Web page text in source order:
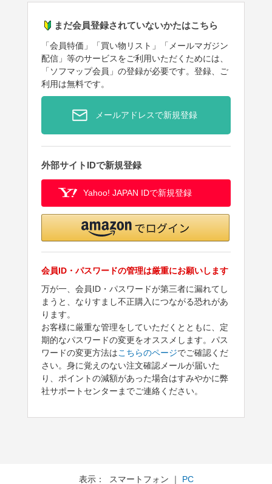
まだ会員登録されていないかたはこちら
「会員特価」「買い物リスト」「メールマガジン
配信」等のサービスをご利用いただくためには、
「ソフマップ会員」の登録が必要です。登録、ご
利用は無料です。
メールアドレスで新規登録
外部サイトIDで新規登録
Yahoo! JAPAN IDで新規登録
会員ID・パスワードの管理は厳重にお願いします
万が一、会員ID・パスワードが第三者に漏れてし
まうと、なりすまし不正購入につながる恐れがあ
ります。
お客様に厳重な管理をしていただくとともに、定
期的なパスワードの変更をオススメします。パス
ワードの変更方法はこちらのページでご確認くだ
さい。身に覚えのない注文確認メールが届いた
り、ポイントの減額があった場合はすみやかに弊
社サポートセンターまでご連絡ください。
表示： スマートフォン ｜ PC